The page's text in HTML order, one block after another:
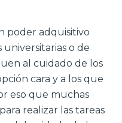
poder adquisitivo
o de
al cuidado de los
cara y a los que
eso que muchas
realizar las tareas